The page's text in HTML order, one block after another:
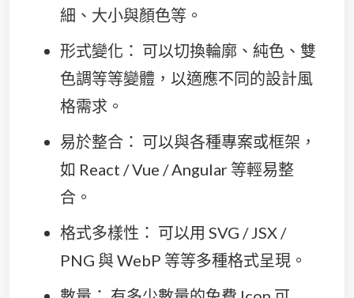
細、大小與顏色等。
形式變化： 可以切換輪廓、純色、雙
色調等等變體，以適應不同的設計風
格需求。
易於整合： 可以與各種專案或框架，
如 React / Vue / Angular 等輕易整
合。
格式多樣性： 可以用 SVG / JSX /
PNG 與 WebP 等等多種格式呈現。